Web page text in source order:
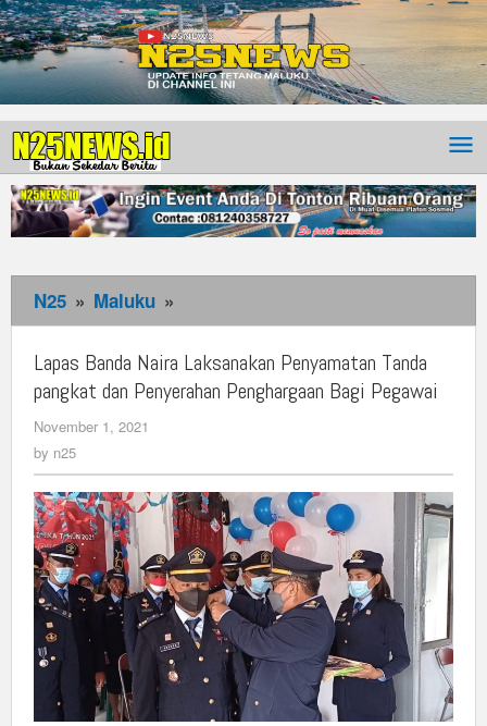
N25 » Maluku »
Banda
Naira
Laksanakan
Penyamatan
dan
Penyerahan
Penghargaan
Bagi
Pegawai
Lapas Banda Naira Laksanakan Penyamatan Tanda
pangkat dan Penyerahan Penghargaan Bagi Pegawai
November 1, 2021
by n25